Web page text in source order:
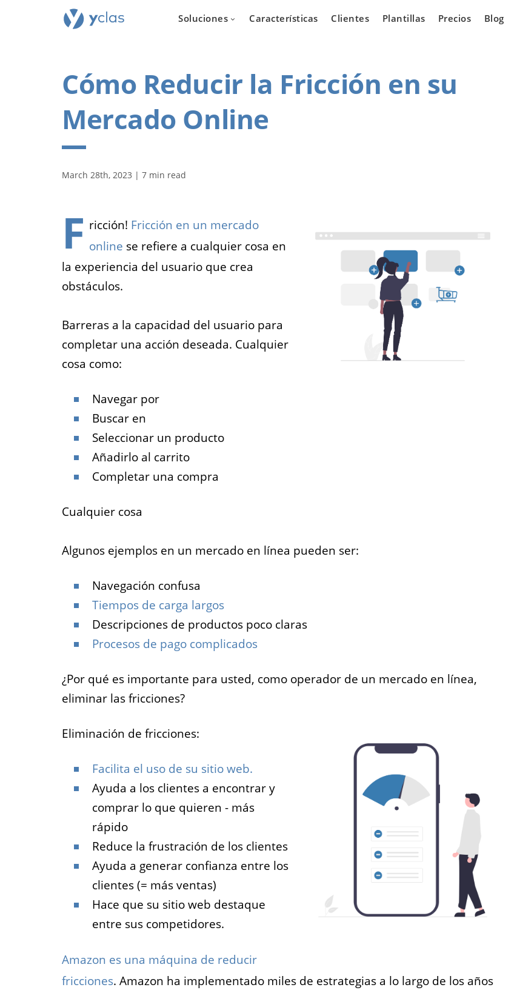
Soluciones
Inmobiliarias
Para las agencias de
trabajo que quieren
Marketplaces
Construye un mercado
para casi cualquier cosa.
Características Clientes Plantillas Precios Blog
Cómo Reducir la Fricción en su
Mercado Online
March 28th, 2023 | 7 min read
F ricción! Fricción en un mercado
online se refiere a cualquier cosa en
la experiencia del usuario que crea
obstáculos.
Barreras a la capacidad del usuario para
completar una acción deseada. Cualquier
cosa como:
Navegar por
Buscar en
Seleccionar un producto
Añadirlo al carrito
Completar una compra
Cualquier cosa
Algunos ejemplos en un mercado en línea pueden ser:
Navegación confusa
Tiempos de carga largos
Descripciones de productos poco claras
Procesos de pago complicados
¿Por qué es importante para usted, como operador de un mercado en línea,
eliminar las fricciones?
Eliminación de fricciones:
Facilita el uso de su sitio web.
Ayuda a los clientes a encontrar y
comprar lo que quieren - más
rápido
Reduce la frustración de los clientes
Ayuda a generar confianza entre los
clientes (= más ventas)
Hace que su sitio web destaque
entre sus competidores.
Amazon es una máquina de reducir
fricciones. Amazon ha implementado miles de estrategias a lo largo de los años